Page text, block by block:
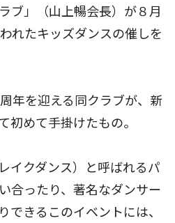
ブ」（山上暢会長）が８月
れたキッズダンスの催しを
年を迎える同クラブが、新
初めて手掛けたもの。
イクダンス）と呼ばれるパ
合ったり、著名なダンサー
できるこのイベントには、